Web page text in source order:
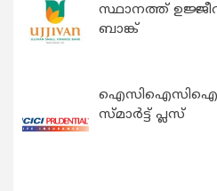
സ്ഥാനത്ത്
ബാങ്ക്
ഐസിഐസിഐ
സ്മാർട്ട് പ്ലസ്